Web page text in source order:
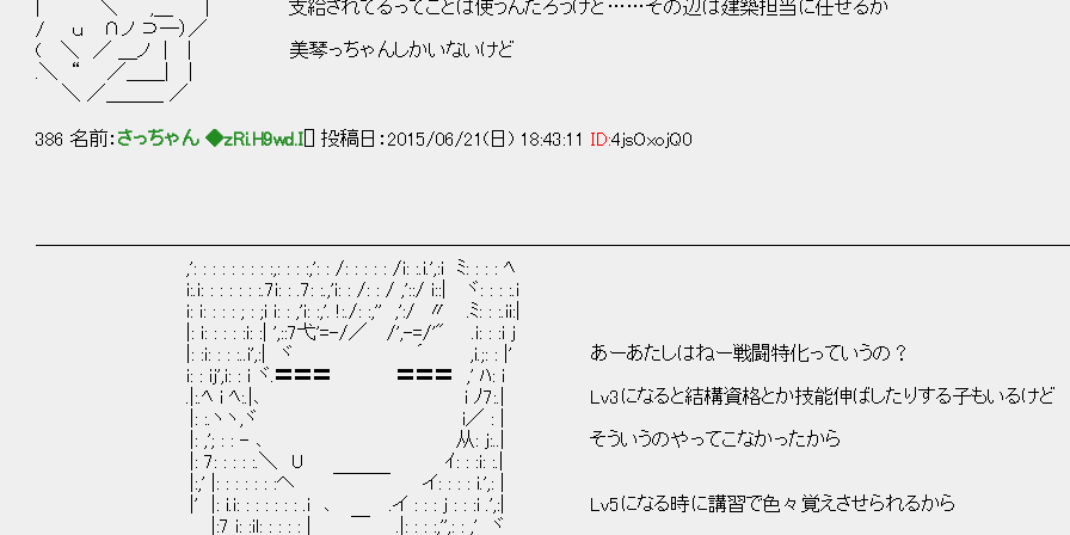
| ＼ ,＿ | 支給されてるってことは使うんだろうけど……その辺は建築担当に任せるか
/ ｕ ∩ノ ⊃―）／
( ＼ ／ ＿ノ | | 美琴っちゃんしかいないけど
.＼ “ ／＿＿| |
＼ ／＿＿＿ ／
386 名前： さっちゃん ◆zRi.H9wd.I [] 投稿日：2015/06/21(日) 18:43:11 ID:4jsOxojQ0
,': : : : : : : : :,: : : :,': : /: : : : : /i: :.i.',:i ﾐ: : : : ﾍ
i:.i: : : : : : :.7i: : .7: :.,'i: : /: : / ,'::/ i::| ヾ: : : :.i
i: i: : : : ; : ;i i: : ,'i: :,'. !:./: :,'' ,':/ 〃 .ﾐ: : :.ii:|
|: i: : : : :i: :| ',::7弋'=-/／ /',-=/'" .i: : :i j
|: :i: : : :..i',:| ヾ ´ ,i.;: : |' あーあたしはねー戦闘特化っていうの？
i: : ij',i: : i ヾ.〓〓〓 〓〓〓 ,' ﾊ: i
.|:.ﾍ i ﾍ:.|､ i ﾉ7:.| Lv3になると結構資格とか技能伸ばしたりする子もいるけど
|: :.ヽヽ,ヾ i／ : |
|: ,'; : : - ､ 从: j:..| そういうのやってこなかったから
|: 7: : : : :.＼ U ｲ: : :i: :.|
|:,' |: : : : : : :ヘ ￣￣￣ イ: : : : i.',: |
|' |: i.i: : : : : : : .i ､ .イ : : : j : : :i .',:| Lv5になる時に講習で色々覚えさせられるから
|:7 i: :il: : : : : | ￣ .|: : : :,'',: : ,' ヾ